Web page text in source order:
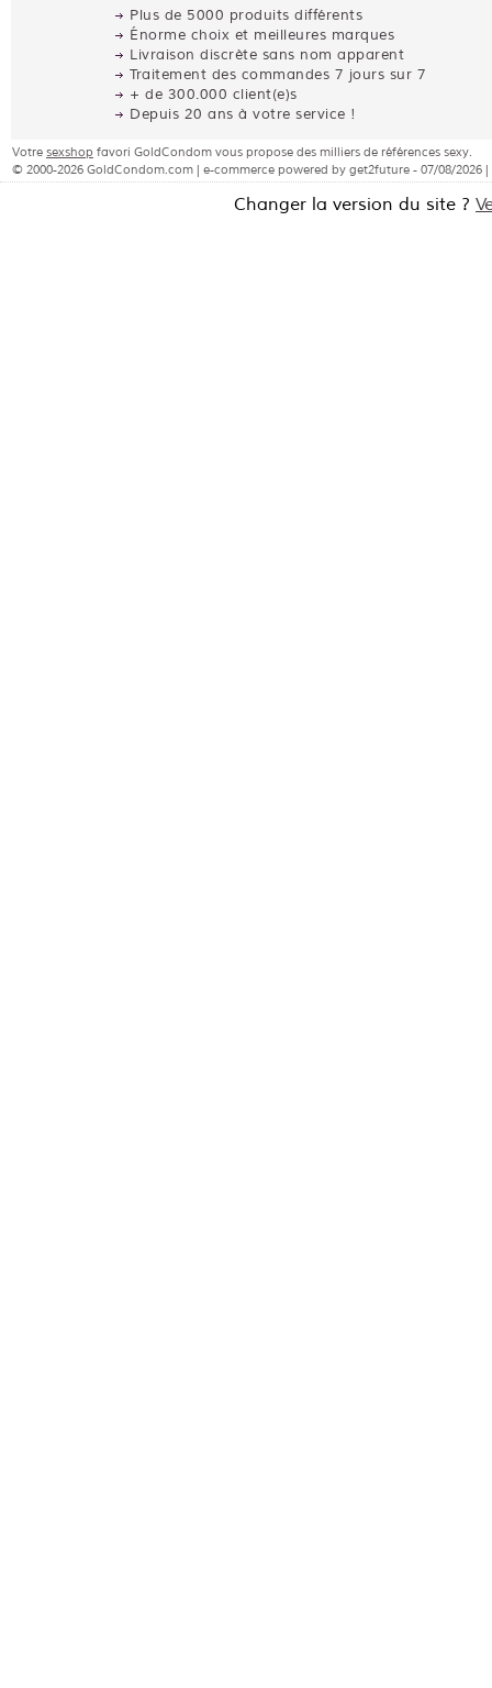
Plus de 5000 produits différents
Énorme choix et meilleures marques
Livraison discrète sans nom apparent
Traitement des commandes 7 jours sur 7
+ de 300.000 client(e)s
Depuis 20 ans à votre service !
Votre sexshop favori GoldCondom vous propose des milliers de références sexy.
© 2000-2026 GoldCondom.com | e-commerce powered by get2future - 07/08/2026 |
Changer la version du site ?